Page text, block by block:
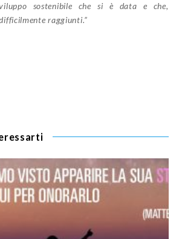
sostenibile che si è data e che,
raggiunti.”